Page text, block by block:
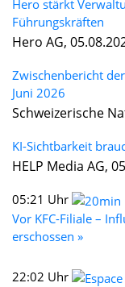
Hero stärkt
Führungskräften
Hero AG,
Zwischenbericht
Juni 2026
Schweizerische
KI-Sichtbarkeit
HELP Media AG,
05:21 Uhr
Vor KFC-Filiale –
erschossen »
22:02 Uhr